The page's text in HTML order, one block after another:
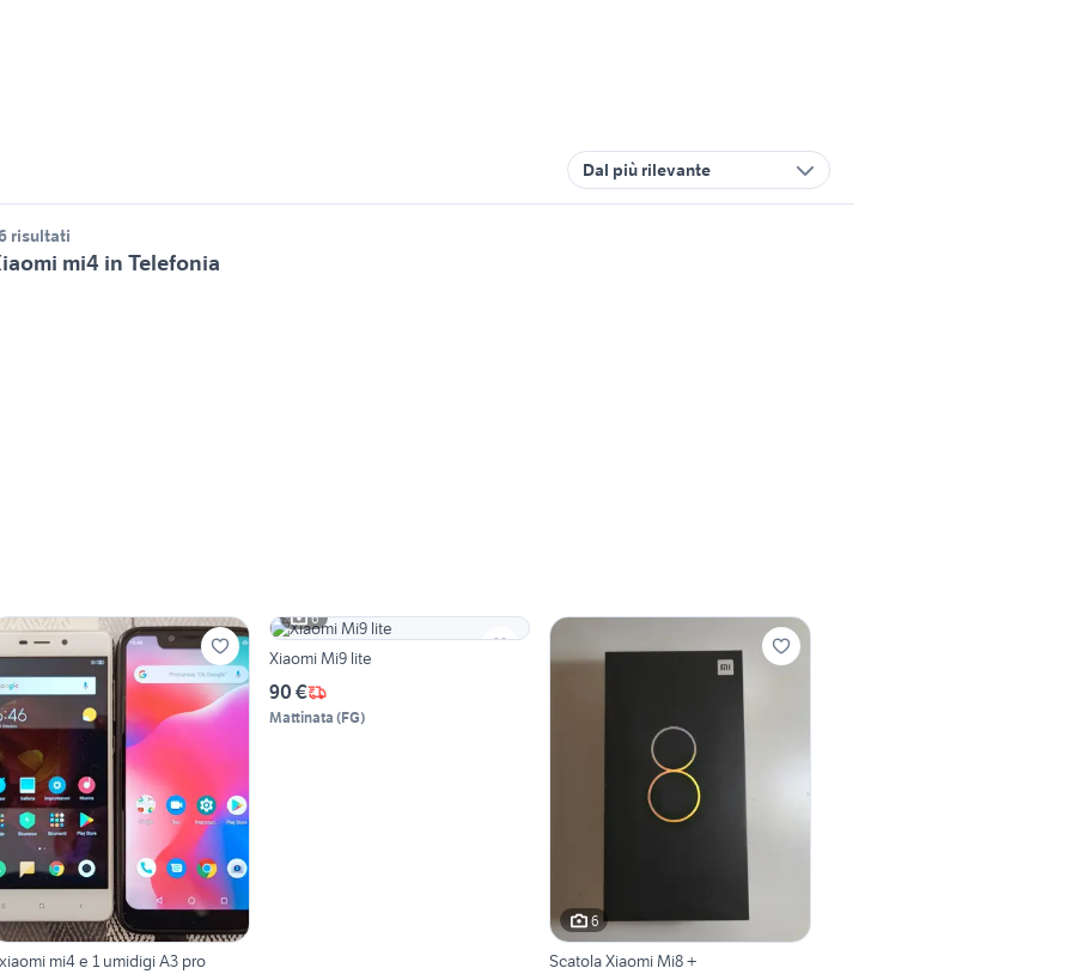
Dal più rilevante
risultati
mi4 in Telefonia
mi4 e 1 umidigi A3 pro
6
Xiaomi Mi9 lite
90 €
Mattinata (FG)
6
Scatola Xiaomi Mi8 +